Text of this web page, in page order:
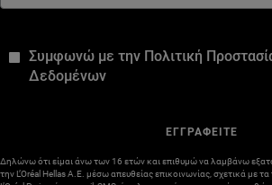
Συμφωνώ με την Πολιτική
Δεδομένων
ΕΓΓΡΑΦΕΙΤΕ
Δηλώνω ότι είμαι άνω των 16 ετών και επιθυμώ να λαμβάνω
την L’Oréal Hellas A.E. μέσω απευθείας επικοινωνίας, σχετικά με